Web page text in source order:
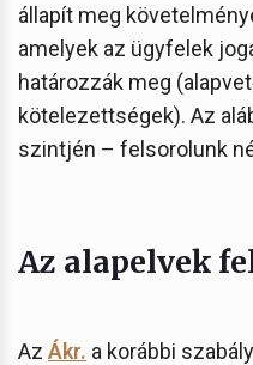
állapít meg
amelyek az ügyfelek
határozzák meg
kötelezettségek). Az
szintjén – felsorolunk
Az alapelvek
Az Ákr. a korábbi